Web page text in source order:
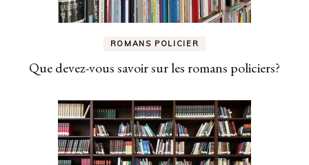
ROMANS POLICIER
Que devez-vous savoir sur les romans policiers?